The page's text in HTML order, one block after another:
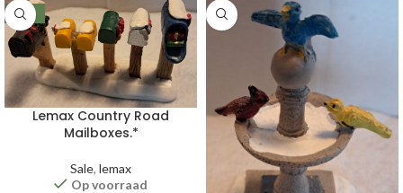
-39%
Lemax Country Road
Mailboxes.*
Sale, lemax
Op voorraad